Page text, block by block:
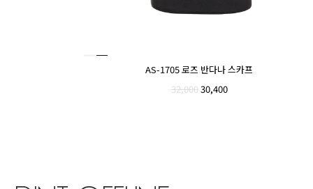
AS-1705 로즈 반다나 스카프
32,00030,400